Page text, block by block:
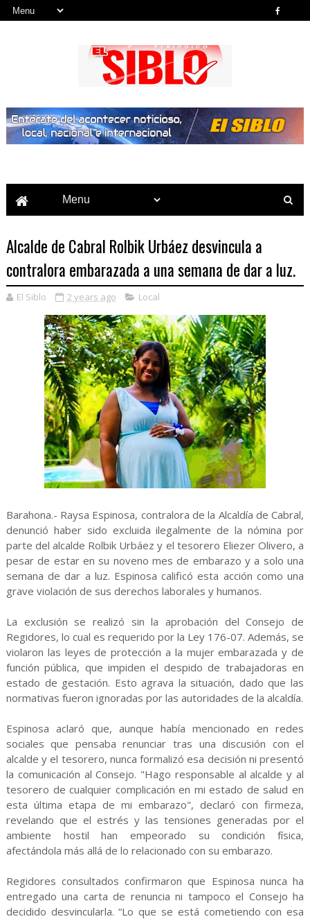
Alcalde de Cabral Rolbik Urbáez desvincula a
contralora embarazada a una semana de dar a luz.
El Siblo 2 years ago Local
Barahona.- Raysa Espinosa, contralora de la Alcaldía de Cabral,
denunció haber sido excluida ilegalmente de la nómina por
parte del alcalde Rolbik Urbáez y el tesorero Eliezer Olivero, a
pesar de estar en su noveno mes de embarazo y a solo una
semana de dar a luz. Espinosa calificó esta acción como una
grave violación de sus derechos laborales y humanos.
La exclusión se realizó sin la aprobación del Consejo de
Regidores, lo cual es requerido por la Ley 176-07. Además, se
violaron las leyes de protección a la mujer embarazada y de
función pública, que impiden el despido de trabajadoras en
estado de gestación. Esto agrava la situación, dado que las
normativas fueron ignoradas por las autoridades de la alcaldía.
Espinosa aclaró que, aunque había mencionado en redes
sociales que pensaba renunciar tras una discusión con el
alcalde y el tesorero, nunca formalizó esa decisión ni presentó
la comunicación al Consejo. "Hago responsable al alcalde y al
tesorero de cualquier complicación en mi estado de salud en
esta última etapa de mi embarazo", declaró con firmeza,
revelando que el estrés y las tensiones generadas por el
ambiente hostil han empeorado su condición física,
afectándola más allá de lo relacionado con su embarazo.
Regidores consultados confirmaron que Espinosa nunca ha
entregado una carta de renuncia ni tampoco el Consejo ha
decidido desvincularla. “Lo que se está cometiendo con esa